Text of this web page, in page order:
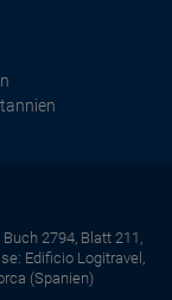
2794, Blatt 211,
Edificio Logitravel,
(Spanien)